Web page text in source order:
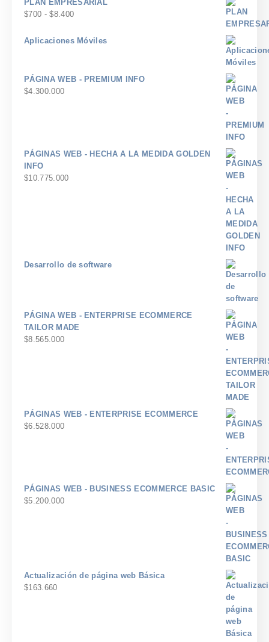
desde
hasta
PLAN EMPRESARIAL
$700 - $8.400Rango
precios:
Aplicaciones Móviles
PÁGINA WEB - PREMIUM INFO
$4.300.000
PÁGINAS WEB - HECHA A LA MEDIDA GOLDEN
INFO
$10.775.000
Desarrollo de software
PÁGINA WEB - ENTERPRISE ECOMMERCE
TAILOR MADE
$8.565.000
PÁGINAS WEB - ENTERPRISE ECOMMERCE
$6.528.000
PÁGINAS WEB - BUSINESS ECOMMERCE BASIC
$5.200.000
Actualización de página web Básica
$163.660